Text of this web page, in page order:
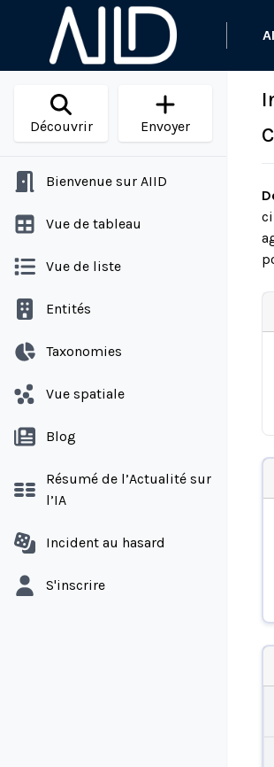
Découvrir Envoyer
Bienvenue sur AIID
Vue de tableau
Vue de liste
Entités
Taxonomies
Vue spatiale
Blog
Résumé de l’Actualité sur
l’IA
Incident au hasard
S'inscrire